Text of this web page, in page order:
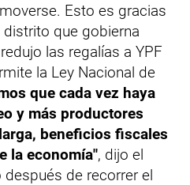
Esto es gracias
que gobierna
las regalías a YPF
la Ley Nacional de
que cada vez haya
y más productores
beneficios fiscales
la economía", dijo el
de recorrer el